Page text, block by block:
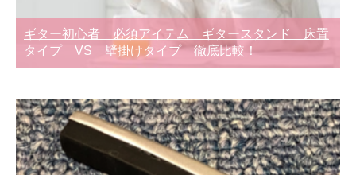
ギター初心者 必須アイテム ギタースタンド 床置
タイプ VS 壁掛けタイプ 徹底比較！